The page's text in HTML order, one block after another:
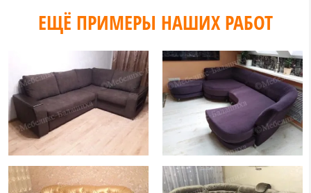
ЕЩЁ ПРИМЕРЫ НАШИХ РАБОТ